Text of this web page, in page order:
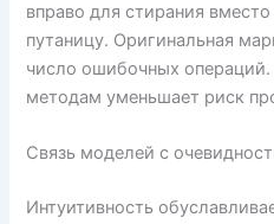
вправо для стирания
путаницу. Оригинальная
число ошибочных
методам уменьшает риск
Связь моделей с
Интуитивность